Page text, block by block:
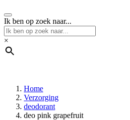
Ik ben op zoek naar...
×
Home
Verzorging
deodorant
deo pink grapefruit